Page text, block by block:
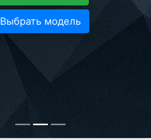
Выбрать модель